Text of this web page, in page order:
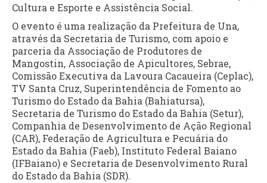
Cultura e Esporte e Assistência Social.
O evento é uma realização da Prefeitura de Una,
através da Secretaria de Turismo, com apoio e
parceria da Associação de Produtores de
Mangostin, Associação de Apicultores, Sebrae,
Comissão Executiva da Lavoura Cacaueira (Ceplac),
TV Santa Cruz, Superintendência de Fomento ao
Turismo do Estado da Bahia (Bahiatursa),
Secretaria de Turismo do Estado da Bahia (Setur),
Companhia de Desenvolvimento de Ação Regional
(CAR), Federação de Agricultura e Pecuária do
Estado da Bahia (Faeb), Instituto Federal Baiano
(IFBaiano) e Secretaria de Desenvolvimento Rural
do Estado da Bahia (SDR).